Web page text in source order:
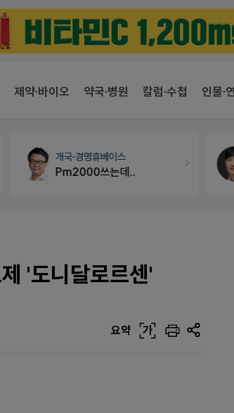
제약·바이오 약국·병원 칼럼·수첩 인물·
약국법률
문의합니다
'도니달로르센'
요약 가